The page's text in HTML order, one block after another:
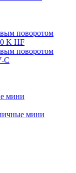
поворотом
K HF
поворотом
C
мини
мини